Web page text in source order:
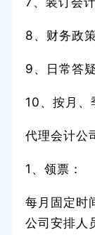
8、财务政
9、日常答疑
10、按月、
代理会计公
1、领票：
每月固定时
公司安排人